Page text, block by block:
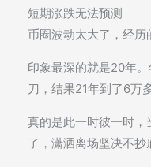
短期涨跌无法预测
币圈波动太大了，经历
印象最深的就是20年
刀，结果21年到了6万多
真的是此一时彼一时
了，潇洒离场坚决不抄